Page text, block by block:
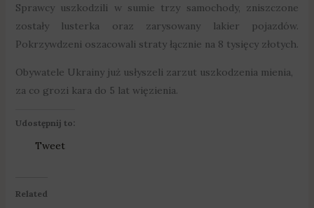
Sprawcy uszkodzili w sumie trzy samochody, zniszczone
zostały lusterka oraz zarysowany lakier pojazdów.
Pokrzywdzeni oszacowali straty łącznie na 8 tysięcy złotych.
Obywatele Ukrainy już usłyszeli zarzut uszkodzenia mienia,
za co grozi kara do 5 lat więzienia.
Udostępnij to:
Tweet
Related